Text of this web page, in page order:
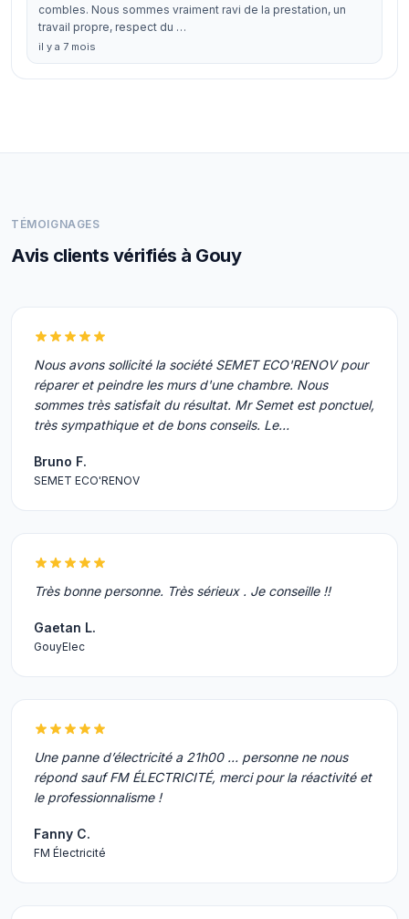
combles. Nous sommes vraiment ravi de la prestation, un
travail propre, respect du …
il y a 7 mois
TÉMOIGNAGES
Avis clients vérifiés à Gouy
Nous avons sollicité la société SEMET ECO'RENOV pour
réparer et peindre les murs d'une chambre. Nous
sommes très satisfait du résultat. Mr Semet est ponctuel,
très sympathique et de bons conseils. Le…
Bruno F.
SEMET ECO'RENOV
Très bonne personne. Très sérieux . Je conseille !!
Gaetan L.
GouyElec
Une panne d’électricité a 21h00 … personne ne nous
répond sauf FM ÉLECTRICITÉ, merci pour la réactivité et
le professionnalisme !
Fanny C.
FM Électricité